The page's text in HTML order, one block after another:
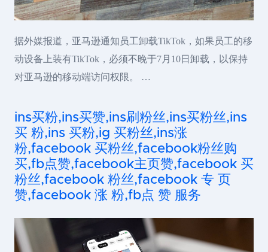
据外媒报道，亚马逊通知员工卸载TikTok，如果员工的移
动设备上装有TikTok，必须不晚于7月10日卸载，以保持
对亚马逊的移动端访问权限。 …
ins买粉,ins买赞,ins刷粉丝,ins买粉丝,ins
买 粉,ins 买粉,ig 买粉丝,ins涨
粉,facebook 买粉丝,facebook粉丝购
买,fb点赞,facebook主页赞,facebook 买
粉丝,facebook 粉丝,facebook 专 页
赞,facebook 涨 粉,fb点 赞 服务